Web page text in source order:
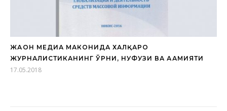
ЖАҲОН МЕДИА МАКОНИДА ХАЛҚАРО
ЖУРНАЛИСТИКАНИНГ ЎРНИ, НУФУЗИ ВА АҲАМИЯТИ
17.05.2018